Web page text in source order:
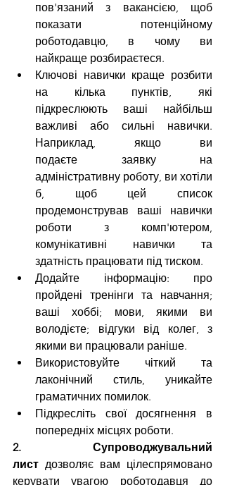
пов'язаний з вакансією, щоб
показати потенційному
роботодавцю, в чому ви
найкраще розбираєтеся.
Ключові навички краще розбити
на кілька пунктів, які
підкреслюють ваші найбільш
важливі або сильні навички.
Наприклад, якщо ви
подаєте заявку на
адміністративну роботу, ви хотіли
б, щоб цей список
продемонстрував ваші навички
роботи з комп'ютером,
комунікативні навички та
здатність працювати під тиском.
Додайте інформацію: про
пройдені тренінги та навчання;
ваші хоббі; мови, якими ви
володієте; відгуки від колег, з
якими ви працювали раніше.
Використовуйте чіткий та
лаконічний стиль, уникайте
граматичних помилок.
Підкресліть свої досягнення в
попередніх місцях роботи.
2. Супроводжувальний
лист дозволяє вам цілеспрямовано
керувати увагою роботодавця до